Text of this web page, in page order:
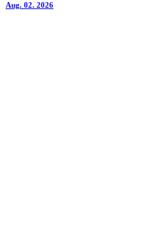
Aug. 02. 2026